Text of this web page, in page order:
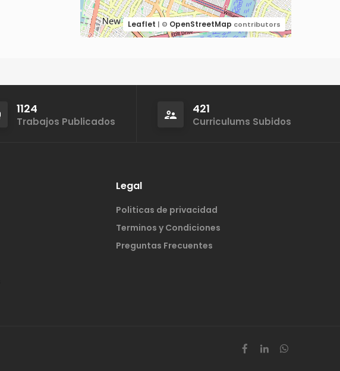
Leaflet | © OpenStreetMap contributors
1124
Trabajos Publicados
421
Curriculums Subidos
Legal
Politicas de privacidad
Terminos y Condiciones
Preguntas Frecuentes